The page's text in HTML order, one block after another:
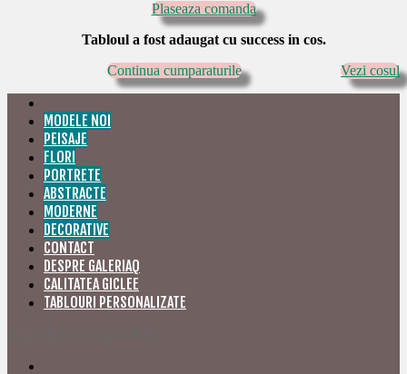
Plaseaza comanda
Tabloul a fost adaugat cu success in cos.
Continua cumparaturile
Vezi cosul
MODELE NOI
PEISAJE
FLORI
PORTRETE
ABSTRACTE
MODERNE
DECORATIVE
CONTACT
DESPRE GALERIAQ
CALITATEA GICLEE
TABLOURI PERSONALIZATE